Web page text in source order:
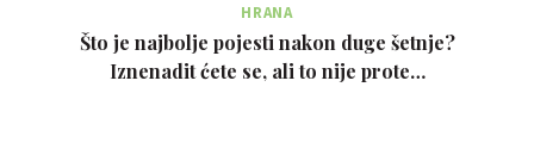
HRANA
Što je najbolje pojesti nakon duge šetnje?
Iznenadit ćete se, ali to nije prote…